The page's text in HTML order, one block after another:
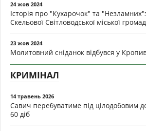
24 жов 2024
Історія про "Кухарочок" та
Скельової Світловодської міської
23 жов 2024
Молитовний сніданок відбувся у
КРИМІНАЛ
14 травень 2026
Савич перебуватиме під цілодобовим
60 діб